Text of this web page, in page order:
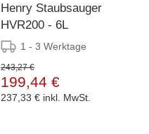
Henry Staubsauger
HVR200 - 6L
1 - 3 Werktage
243,27 €
199,44 €
237,33 € inkl. MwSt.